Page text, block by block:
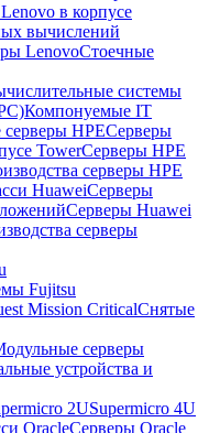
в корпусе
вычислений
LenovoСтоечные
системы
Компонуемые IT
HPEСерверы
TowerСерверы HPE
серверы HPE
HuaweiСерверы
Серверы Huawei
серверы
Fujitsu
Mission CriticalСнятые
серверы
устройства и
2USupermicro 4U
OracleСерверы Oracle